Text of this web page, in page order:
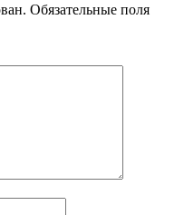
Обязательные поля